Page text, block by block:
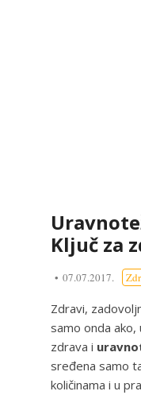
Ključ za
07.07.2017.
Zdravi,
samo onda
zdrava i
sređena samo
količinama i u